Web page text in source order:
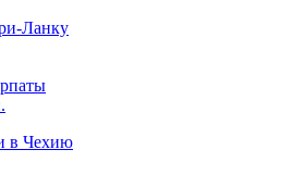
Ланку
в Чехию